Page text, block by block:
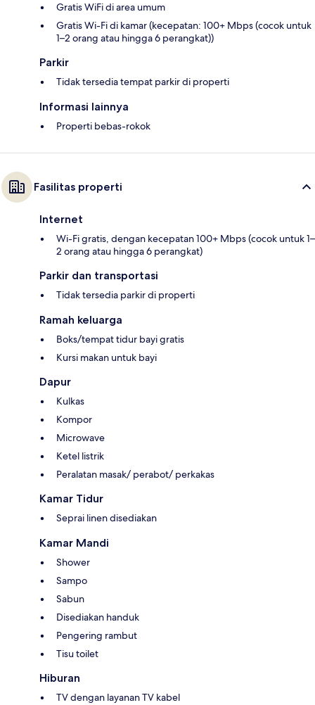
Gratis WiFi di area umum
Gratis Wi-Fi di kamar (kecepatan: 100+ Mbps (cocok untuk
1–2 orang atau hingga 6 perangkat))
Parkir
Tidak tersedia tempat parkir di properti
Informasi lainnya
Properti bebas-rokok
Fasilitas properti
Internet
Wi-Fi gratis, dengan kecepatan 100+ Mbps (cocok untuk 1–
2 orang atau hingga 6 perangkat)
Parkir dan transportasi
Tidak tersedia parkir di properti
Ramah keluarga
Boks/tempat tidur bayi gratis
Kursi makan untuk bayi
Dapur
Kulkas
Kompor
Microwave
Ketel listrik
Peralatan masak/ perabot/ perkakas
Kamar Tidur
Seprai linen disediakan
Kamar Mandi
Shower
Sampo
Sabun
Disediakan handuk
Pengering rambut
Tisu toilet
Hiburan
TV dengan layanan TV kabel